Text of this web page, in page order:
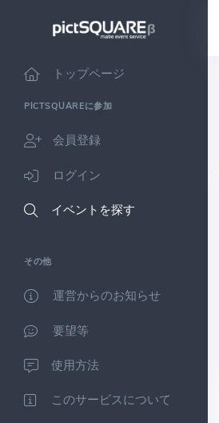
トップページ
PICTSQUAREに参加
会員登録
ログイン
イベントを探す
その他
運営からのお知らせ
要望等
使用方法
このサービスについて